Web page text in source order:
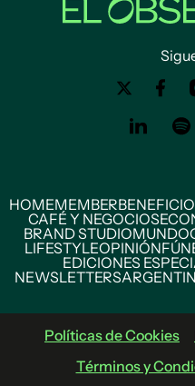
HOMEMEMBER
CAFÉ Y NEGOCIOS
BRAND STUDIOMUNDO
LIFESTYLEOPINIÓN
EDICIONES
NEWSLETTERS
Políticas de Cookies
Términos y